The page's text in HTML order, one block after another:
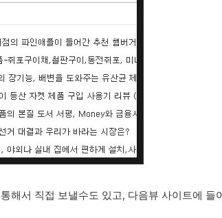
해서 직접 보낼수도 있고, 다음뷰 사이트에 들